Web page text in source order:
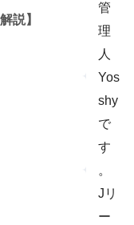
説】
管
理
人
Yos
shy
で
す
。
Jリ
ー